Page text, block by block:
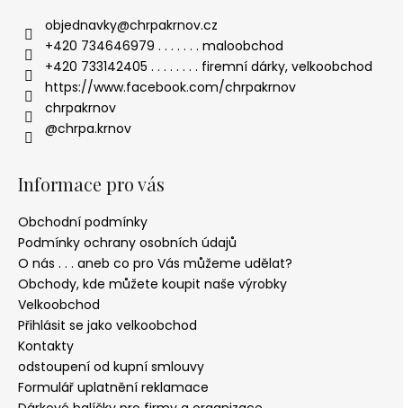
objednavky@chrpakrnov.cz
+420 734646979 . . . . . . . maloobchod
+420 733142405 . . . . . . . . firemní dárky, velkoobchod
https://www.facebook.com/chrpakrnov
chrpakrnov
@chrpa.krnov
Informace pro vás
Obchodní podmínky
Podmínky ochrany osobních údajů
O nás . . . aneb co pro Vás můžeme udělat?
Obchody, kde můžete koupit naše výrobky
Velkoobchod
Přihlásit se jako velkoobchod
Kontakty
odstoupení od kupní smlouvy
Formulář uplatnění reklamace